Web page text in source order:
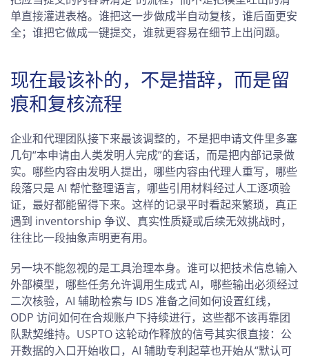
单直接灌进表格。谁把这一步做成半自动复核，谁后面更安
全；谁把它做成一键提交，谁就更容易在细节上出问题。
现在最该补的，不是措辞，而是留
痕和复核流程
企业和代理团队接下来最该调整的，不是把申请文件里多塞
几句“本申请由人类发明人完成”的套话，而是把内部记录做
实。哪些内容由发明人提出，哪些内容由代理人重写，哪些
段落只是 AI 帮忙整理语言，哪些引用材料经过人工逐项验
证，最好都能留得下来。这样的记录平时看起来繁琐，真正
遇到 inventorship 争议、真实性质疑或后续无效挑战时，
往往比一段抽象声明更有用。
另一块不能忽视的是工具治理本身。谁可以把技术信息输入
外部模型，哪些任务允许调用生成式 AI，哪些输出必须经过
二次核验，AI 辅助检索与 IDS 准备之间如何设置红线，
ODP 访问如何在合规账户下持续进行，这些都不该再靠团
队默契维持。USPTO 这轮动作释放的信号其实很直接：公
开数据的入口开始收口，AI 辅助专利起草也开始从“默认可